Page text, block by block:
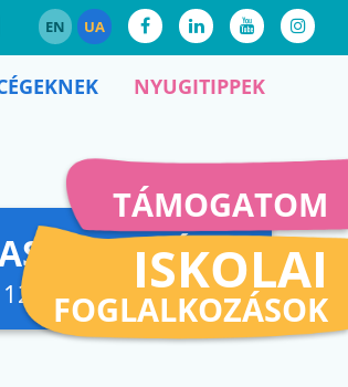
EN UA
TÁMOGATOM
ISKOLAI
FOGLALKOZÁSOK
NYUGITIPPEK
osztályig